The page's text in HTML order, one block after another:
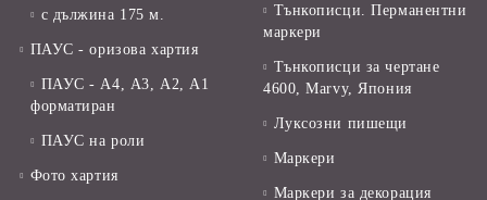
с дължина 175 м.
ПАУС - оризова хартия
ПАУС - А4, А3, А2, А1
форматиран
ПАУС на роли
Фото хартия
Тънкописци. Перманентни
маркери
Тънкописци за чертане
4600, Marvy, Япония
Луксозни пишещи
Маркери
Маркери за декорация